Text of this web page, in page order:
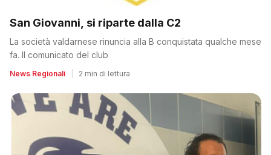
San Giovanni, si riparte dalla C2
La società valdarnese rinuncia alla B conquistata qualche mese
fa. Il comunicato del club
News Regionali 2 min di lettura